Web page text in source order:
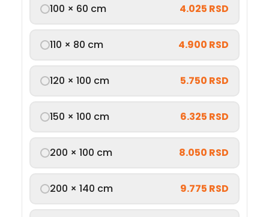
100 × 60 cm 4.025 RSD
110 × 80 cm 4.900 RSD
120 × 100 cm 5.750 RSD
150 × 100 cm 6.325 RSD
200 × 100 cm 8.050 RSD
200 × 140 cm 9.775 RSD